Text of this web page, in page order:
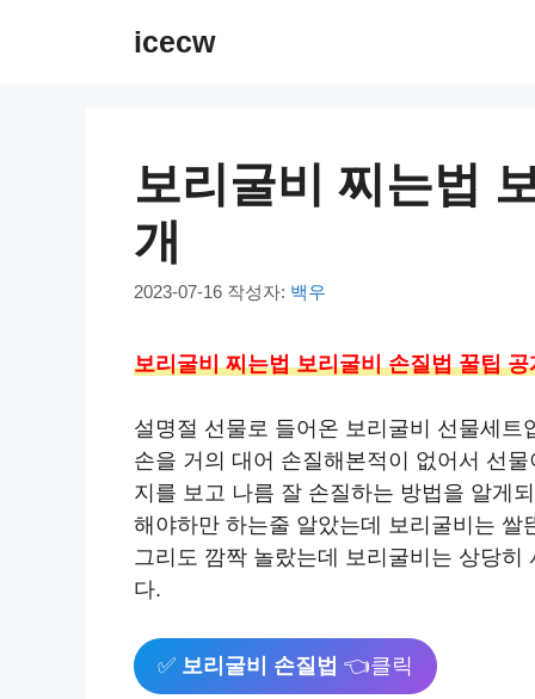
icecw
보리굴비 찌는법
개
2023-07-16 작성자: 백우
보리굴비 찌는법 보리굴비 손질법 꿀팁 공
설명절 선물로 들어온 보리굴비 선물세
손을 거의 대어 손질해본적이 없어서 선
지를 보고 나름 잘 손질하는 방법을 알게
해야하만 하는줄 알았는데 보리굴비는
그리도 깜짝 놀랐는데 보리굴비는 상당
다.
✅ 보리굴비 손질법 👈클릭